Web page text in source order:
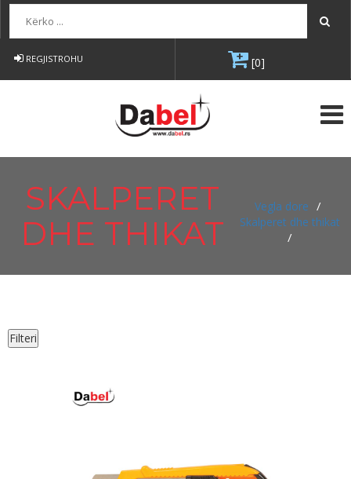
REGJISTROHU [0]
SKALPERET
DHE THIKAT
Vegla dore /
Skalperet dhe thikat
/
Filteri